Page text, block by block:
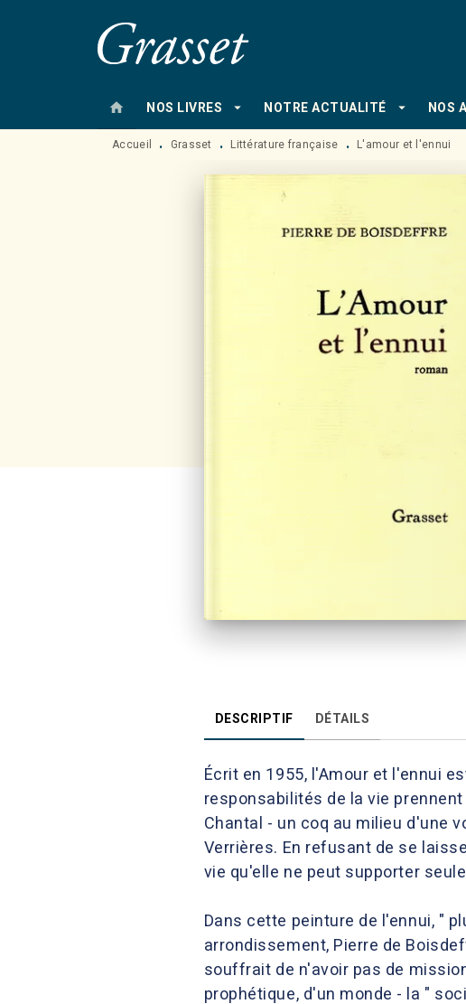
MENU RECHERCHE
home NOS LIVRES arrow_drop_down NOTRE ACTUALITÉ arrow_drop_down NOS
Accueil • Grasset • Littérature française • L'amour et l'ennui
DESCRIPTIF DÉTAILS
Écrit en 1955, l'Amour et l'ennui
responsabilités de la vie
Chantal - un coq au milieu d'une
Verrières. En refusant de se
vie qu'elle ne peut supporter
Dans cette peinture de l'ennui, "
arrondissement, Pierre de
souffrait de n'avoir pas de
prophétique, d'un monde - la "